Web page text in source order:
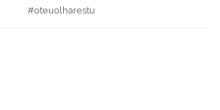
#oteuolharestu